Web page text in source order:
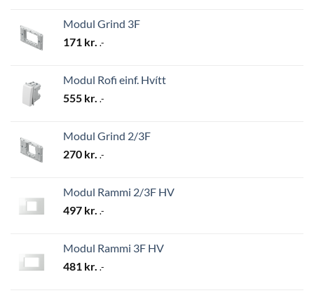
Modul Grind 3F
171 kr. .-
Modul Rofi einf. Hvítt
555 kr. .-
Modul Grind 2/3F
270 kr. .-
Modul Rammi 2/3F HV
497 kr. .-
Modul Rammi 3F HV
481 kr. .-